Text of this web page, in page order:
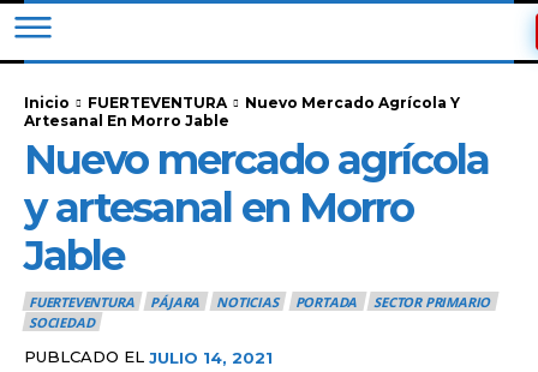
Inicio FUERTEVENTURA
Nuevo Mercado Agrícola Y
Artesanal En Morro Jable
Nuevo mercado agrícola
y artesanal en Morro
Jable
FUERTEVENTURA PÁJARA NOTICIAS PORTADA
SECTOR PRIMARIO
SOCIEDAD
PUBLCADO EL JULIO 14, 2021